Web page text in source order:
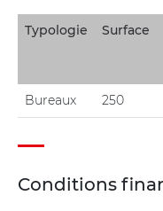
Typologie Surface
Bureaux 250
Conditions